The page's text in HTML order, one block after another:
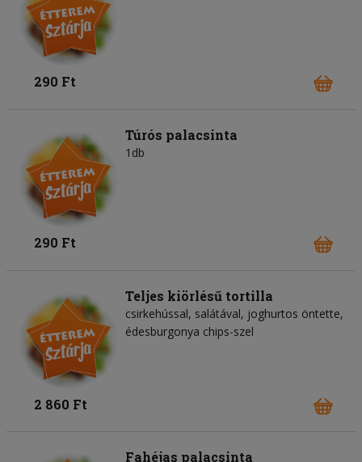
290 Ft
Túrós palacsinta
1db
290 Ft
Teljes kiörlésű tortilla
csirkehússal, salátával, joghurtos öntette,
édesburgonya chips-szel
2 860 Ft
Fahéjas palacsinta